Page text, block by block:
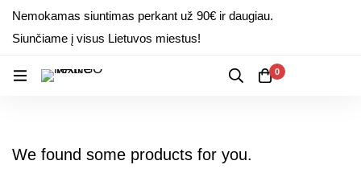
Nemokamas siuntimas perkant už 90€ ir daugiau.
Siunčiame į visus Lietuvos miestus!
0
We found some products for you.